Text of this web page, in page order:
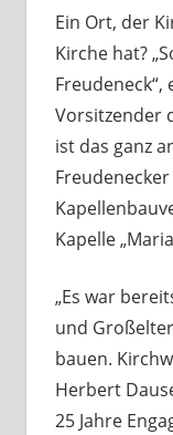
Ein Ort, der
Kirche hat?
Vorsitzender
ist das ganz
Freudenecker
Kapelle
„Es war
und
bauen.
Herbert
25 Jahre